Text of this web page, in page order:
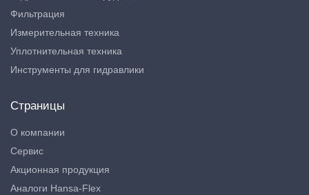
Фильтрация
Измерительная техника
Уплотнительная техника
Инструменты для гидравлики
Страницы
О компании
Сервис
Акционная продукция
Аналоги Hansa-Flex